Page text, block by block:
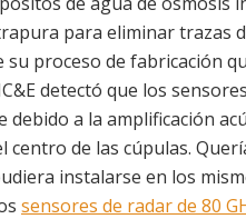
para eliminar trazas
su proceso de fabricación
detectó que los
debido a la amplificación
centro de las cúpulas.
instalarse en los
sensores de radar de 80